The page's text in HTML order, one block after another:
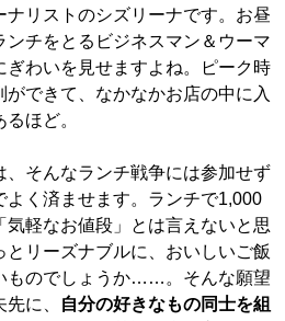
リストのシズリーナです。お昼
ンチをとるビジネスマン＆ウーマ
ぎわいを見せますよね。ピーク時
ができて、なかなかお店の中に入
ほど。
そんなランチ戦争には参加せず
よく済ませます。ランチで1,000
気軽なお値段」とは言えないと思
とリーズナブルに、おいしいご飯
ものでしょうか……。そんな願望
に、
自分の好きなもの同士を組